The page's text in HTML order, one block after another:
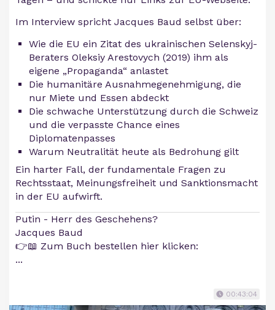
Im Interview spricht Jacques Baud selbst über:
Wie die EU ein Zitat des ukrainischen Selenskyj-
Beraters Oleksiy Arestovych (2019) ihm als
eigene „Propaganda“ anlastet
Die humanitäre Ausnahmegenehmigung, die
nur Miete und Essen abdeckt
Die schwache Unterstützung durch die Schweiz
und die verpasste Chance eines
Diplomatenpasses
Warum Neutralität heute als Bedrohung gilt
Ein harter Fall, der fundamentale Fragen zu
Rechtsstaat, Meinungsfreiheit und Sanktionsmacht
in der EU aufwirft.
Putin - Herr des Geschehens?
Jacques Baud
👉📖 Zum Buch bestellen hier klicken:
...
00:43:04